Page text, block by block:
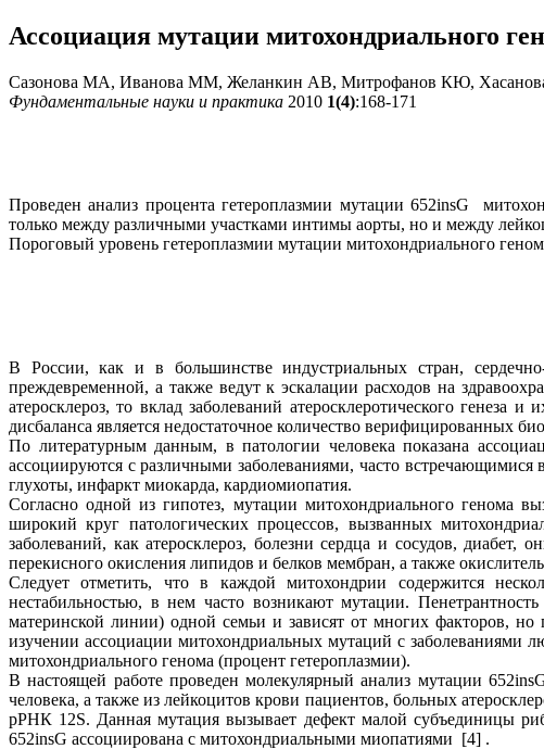
Ассоциация мутации митохондриального
Сазонова МА, Иванова ММ, Желанкин АВ, Митрофанов КЮ,
Фундаментальные науки и практика 2010 1(4):168-171
Проведен анализ процента гетероплазмии мутации 652insG
только между различными участками интимы аорты, но и между
Пороговый уровень гетероплазмии мутации митохондриального
В России, как и в большинстве индустриальных стран,
преждевременной, а также ведут к эскалации расходов на
атеросклероз, то вклад заболеваний атеросклеротического
дисбаланса является недостаточное количество верифицированных
По литературным данным, в патологии человека показана
ассоциируются с различными заболеваниями, часто
глухоты, инфаркт миокарда, кардиомиопатия.
Согласно одной из гипотез, мутации митохондриального генома
широкий круг патологических процессов, вызванных
заболеваний, как атеросклероз, болезни сердца и сосудов,
перекисного окисления липидов и белков мембран, а также
Следует отметить, что в каждой митохондрии содержится
нестабильностью, в нем часто возникают мутации.
материнской линии) одной семьи и зависят от многих факторов,
изучении ассоциации митохондриальных мутаций с заболеваниями
митохондриального генома (процент гетероплазмии).
В настоящей работе проведен молекулярный анализ мутации
человека, а также из лейкоцитов крови пациентов, больных
рРНК 12S. Данная мутация вызывает дефект малой субъединицы
652insG ассоциирована с митохондриальными миопатиями [4] .